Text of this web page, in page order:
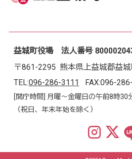
益城町役場 法人番号
〒861-2295 熊本県上益城郡益
TEL:096-286-3111 FAX:096-
[開庁時間] 月曜～金曜日の午前8時30
（祝日、年末年始を除く）